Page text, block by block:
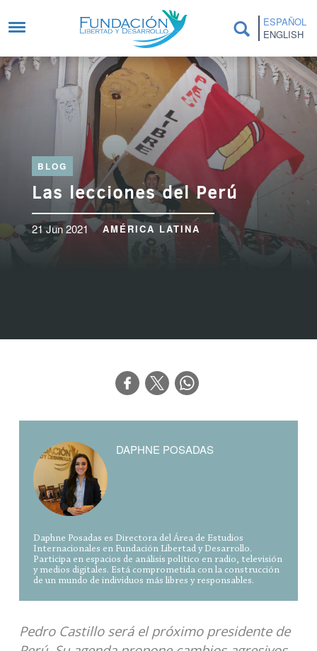
ESPAÑOL
ENGLISH
BLOG
Las lecciones del Perú
21 Jun 2021 AMÉRICA LATINA
Pedro Castillo será el próximo presidente de
DAPHNE POSADAS
Daphne Posadas es Directora del Área de Estudios
Internacionales en Fundación Libertad y Desarrollo.
Participa en espacios de análisis político en radio, televisión
y medios digitales. Está comprometida con la construcción
de un mundo de individuos más libres y responsables.